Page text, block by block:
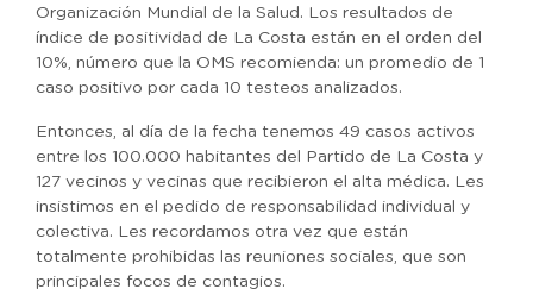
Organización Mundial de la Salud. Los resultados de
índice de positividad de La Costa están en el orden del
10%, número que la OMS recomienda: un promedio de 1
caso positivo por cada 10 testeos analizados.
Entonces, al día de la fecha tenemos 49 casos activos
entre los 100.000 habitantes del Partido de La Costa y
127 vecinos y vecinas que recibieron el alta médica. Les
insistimos en el pedido de responsabilidad individual y
colectiva. Les recordamos otra vez que están
totalmente prohibidas las reuniones sociales, que son
principales focos de contagios.